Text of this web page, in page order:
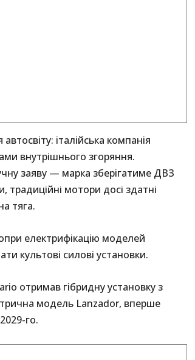
італійська компанія
внутрішнього згоряння.
заяву — марка зберігатиме ДВЗ
мотори досі здатні
тяга.
електрифікацію моделей
культові силові установки.
отримав гібридну установку з
модель Lanzador, вперше
го.